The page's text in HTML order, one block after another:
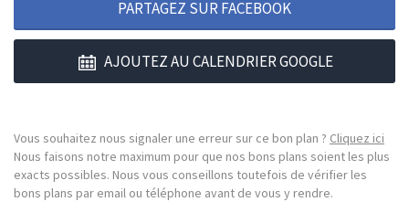
PARTAGEZ SUR FACEBOOK
AJOUTEZ AU CALENDRIER GOOGLE
Vous souhaitez nous signaler une erreur sur ce bon plan ? Cliquez ici
Nous faisons notre maximum pour que nos bons plans soient les plus
exacts possibles. Nous vous conseillons toutefois de vérifier les
bons plans par email ou téléphone avant de vous y rendre.